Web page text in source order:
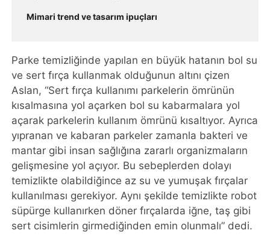
Mimari trend ve tasarım ipuçları
Parke temizliğinde yapılan en büyük hatanın bol su
ve sert fırça kullanmak olduğunun altını çizen
Aslan, “Sert fırça kullanımı parkelerin ömrünün
kısalmasına yol açarken bol su kabarmalara yol
açarak parkelerin kullanım ömrünü kısaltıyor. Ayrıca
yıpranan ve kabaran parkeler zamanla bakteri ve
mantar gibi insan sağlığına zararlı organizmaların
gelişmesine yol açıyor. Bu sebeplerden dolayı
temizlikte olabildiğince az su ve yumuşak fırçalar
kullanılması gerekiyor. Aynı şekilde temizlikte robot
süpürge kullanırken döner fırçalarda iğne, taş gibi
sert cisimlerin girmediğinden emin olunmalı” dedi.